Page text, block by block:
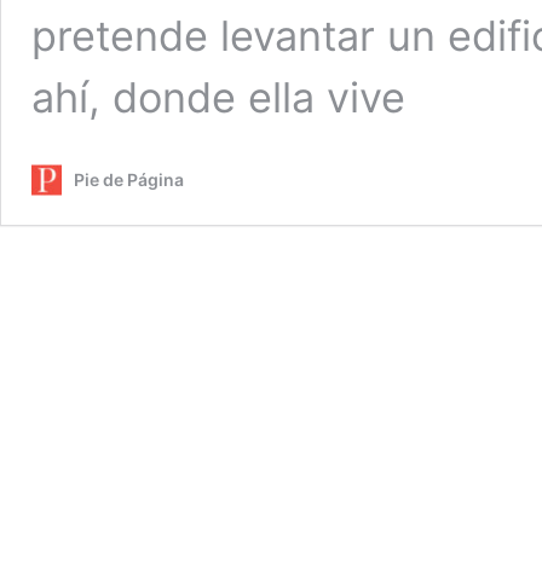
pretende levantar un
ahí, donde ella vive
Pie de Página